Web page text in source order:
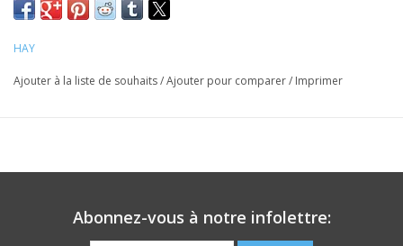
Disponibles en trois tailles et une variété de motifs.
Dimensions : l 33 x L 33
HAY
Ajouter à la liste de souhaits/Ajouter pour comparer/ Imprimer
Abonnez-vous à notre infolettre: